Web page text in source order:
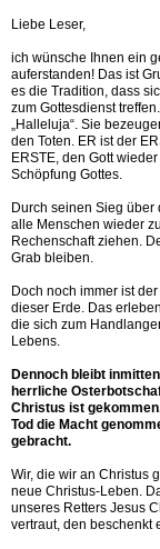
Liebe Leser,
ich wünsche Ihnen ein
auferstanden! Das ist
es die Tradition, dass
zum Gottesdienst
„Halleluja“. Sie
den Toten. ER ist der
ERSTE, den Gott
Schöpfung Gottes.
Durch seinen Sieg über
alle Menschen wieder
Rechenschaft ziehen.
Grab bleiben.
Doch noch immer ist
dieser Erde. Das
die sich zum
Lebens.
Dennoch bleibt
herrliche
Christus ist
Tod die Macht
gebracht.
Wir, die wir an Christus
neue Christus-Leben.
unseres Retters Jesus
vertraut, den beschenkt